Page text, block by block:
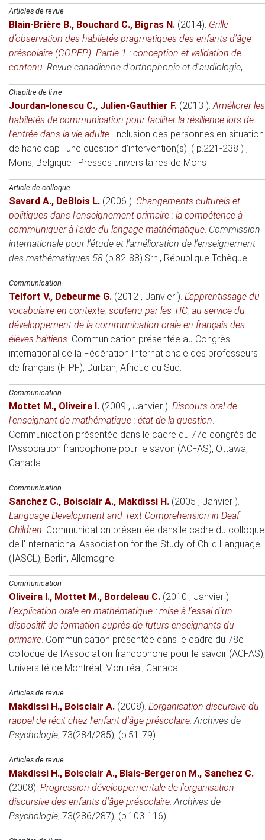
Articles de revue
Blain-Brière B., Bouchard C., Bigras N. (2014). Grille
d’observation des habiletés pragmatiques des enfants d’âge
préscolaire (GOPEP). Partie 1 : conception et validation de
contenu. Revue canadienne d'orthophonie et d'audiologie,
Chapitre de livre
Jourdan-Ionescu C., Julien-Gauthier F. (2013 ).Améliorer les
habiletés de communication pour faciliter la résilience lors de
l'entrée dans la vie adulte. Inclusion des personnes en situation
de handicap : une question d’intervention(s)! ( p.221-238 ) ,
Mons, Belgique : Presses universitaires de Mons
Article de colloque
Savard A., DeBlois L. (2006 ). Changements culturels et
politiques dans l'enseignement primaire : la compétence à
communiquer à l'aide du langage mathématique. Commission
internationale pour l'étude et l'amélioration de l'enseignement
des mathématiques 58 (p.82-88).Srni, République Tchèque.
Communication
Telfort V., Debeurme G. (2012 , Janvier ). L’apprentissage du
vocabulaire en contexte, soutenu par les TIC, au service du
développement de la communication orale en français des
élèves haïtiens. Communication présentée au Congrès
international de la Fédération Internationale des professeurs
de français (FIPF), Durban, Afrique du Sud.
Communication
Mottet M., Oliveira I. (2009 , Janvier ). Discours oral de
l’enseignant de mathématique : état de la question.
Communication présentée dans le cadre du 77e congrès de
l'Association francophone pour le savoir (ACFAS), Ottawa,
Canada.
Communication
Sanchez C., Boisclair A., Makdissi H. (2005 , Janvier ).
Language Development and Text Comprehension in Deaf
Children. Communication présentée dans le cadre du colloque
de l'International Association for the Study of Child Language
(IASCL), Berlin, Allemagne.
Communication
Oliveira I., Mottet M., Bordeleau C. (2010 , Janvier ).
L’explication orale en mathématique : mise à l’essai d’un
dispositif de formation auprès de futurs enseignants du
primaire. Communication présentée dans le cadre du 78e
colloque de l'Association francophone pour le savoir (ACFAS),
Université de Montréal, Montréal, Canada.
Articles de revue
Makdissi H., Boisclair A. (2008). L'organisation discursive du
rappel de récit chez l'enfant d'âge préscolaire.Archives de
Psychologie, 73(284/285), (p.51-79).
Articles de revue
Makdissi H., Boisclair A., Blais-Bergeron M., Sanchez C.
(2008). Progression développementale de l'organisation
discursive des enfants d'âge préscolaire.Archives de
Psychologie, 73(286/287), (p.103-116).